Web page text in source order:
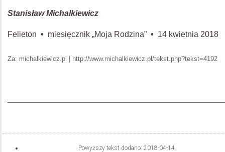
Stanisław Michalkiewicz
Felieton • miesięcznik „Moja Rodzina” • 14 kwietnia 2018
Za: michalkiewicz.pl | http://www.michalkiewicz.pl/tekst.php?tekst=4192
Powyższy tekst dodano: 2018-04-14